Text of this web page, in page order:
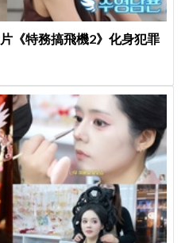
《特務搞飛機2》化身犯罪